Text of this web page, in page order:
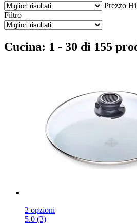
Prezzo
Filtro
Cucina: 1 - 30 di 155
2 opzioni
5.0 (3)